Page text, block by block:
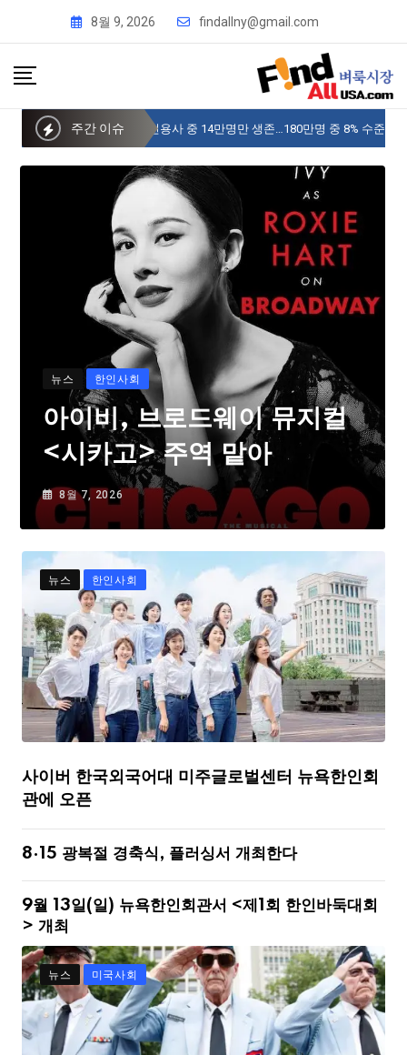
8월 9, 2026 findallny@gmail.com
주간 이슈 사이버 한국외국어대 미주글로벌센터 뉴욕
뉴스 한인사회
아이비, 브로드웨이 뮤지컬
<시카고> 주역 맡아
8월 7, 2026
뉴스 한인사회
사이버 한국외국어대 미주글로벌센터 뉴욕한인회
관에 오픈
8·15 광복절 경축식, 플러싱서 개최한다
9월 13일(일) 뉴욕한인회관서 <제1회 한인바둑대회
> 개최
뉴스 미국사회